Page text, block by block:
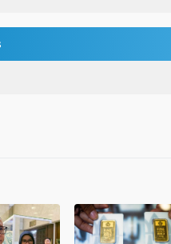
di Kantor Purbaya
Obligasi Korporasi di Tahun 2026